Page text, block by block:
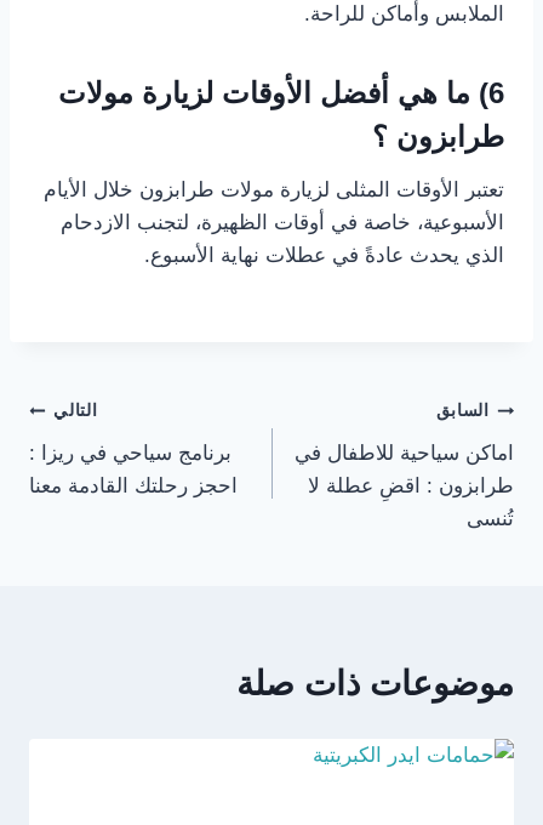
الملابس وأماكن للراحة.
6) ما هي أفضل الأوقات لزيارة مولات
طرابزون ؟
تعتبر الأوقات المثلى لزيارة مولات طرابزون خلال الأيام
الأسبوعية، خاصة في أوقات الظهيرة، لتجنب الازدحام
الذي يحدث عادةً في عطلات نهاية الأسبوع.
السابق
اماكن سياحية للاطفال في
طرابزون : اقضِ عطلة لا
تُنسى
التالي
برنامج سياحي في ريزا :
احجز رحلتك القادمة معنا
موضوعات ذات صلة